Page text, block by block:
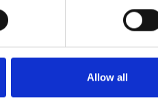
Allow all
Sunt de acord cu